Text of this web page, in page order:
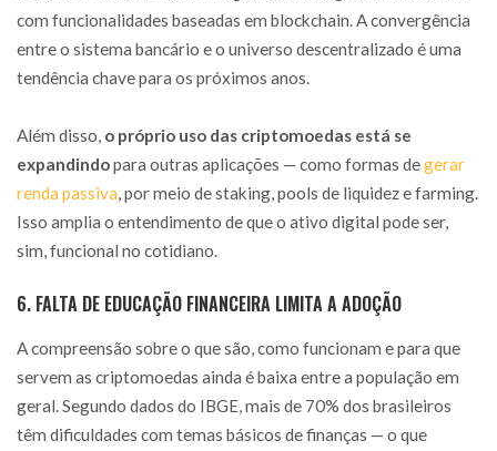
com funcionalidades baseadas em blockchain. A convergência
entre o sistema bancário e o universo descentralizado é uma
tendência chave para os próximos anos.
Além disso, o próprio uso das criptomoedas está se
expandindopara outras aplicações — como formas degerar
renda passiva, por meio de staking, pools de liquidez e farming.
Isso amplia o entendimento de que o ativo digital pode ser,
sim, funcional no cotidiano.
6. FALTA DE EDUCAÇÃO FINANCEIRA LIMITA A ADOÇÃO
A compreensão sobre o que são, como funcionam e para que
servem as criptomoedas ainda é baixa entre a população em
geral. Segundo dados do IBGE, mais de 70% dos brasileiros
têm dificuldades com temas básicos de finanças — o que